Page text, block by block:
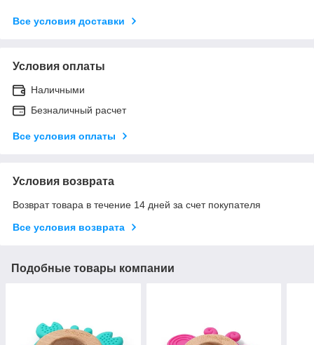
Все условия доставки
Условия оплаты
Наличными
Безналичный расчет
Все условия оплаты
Условия возврата
Возврат товара в течение 14 дней за счет покупателя
Все условия возврата
Подобные товары компании